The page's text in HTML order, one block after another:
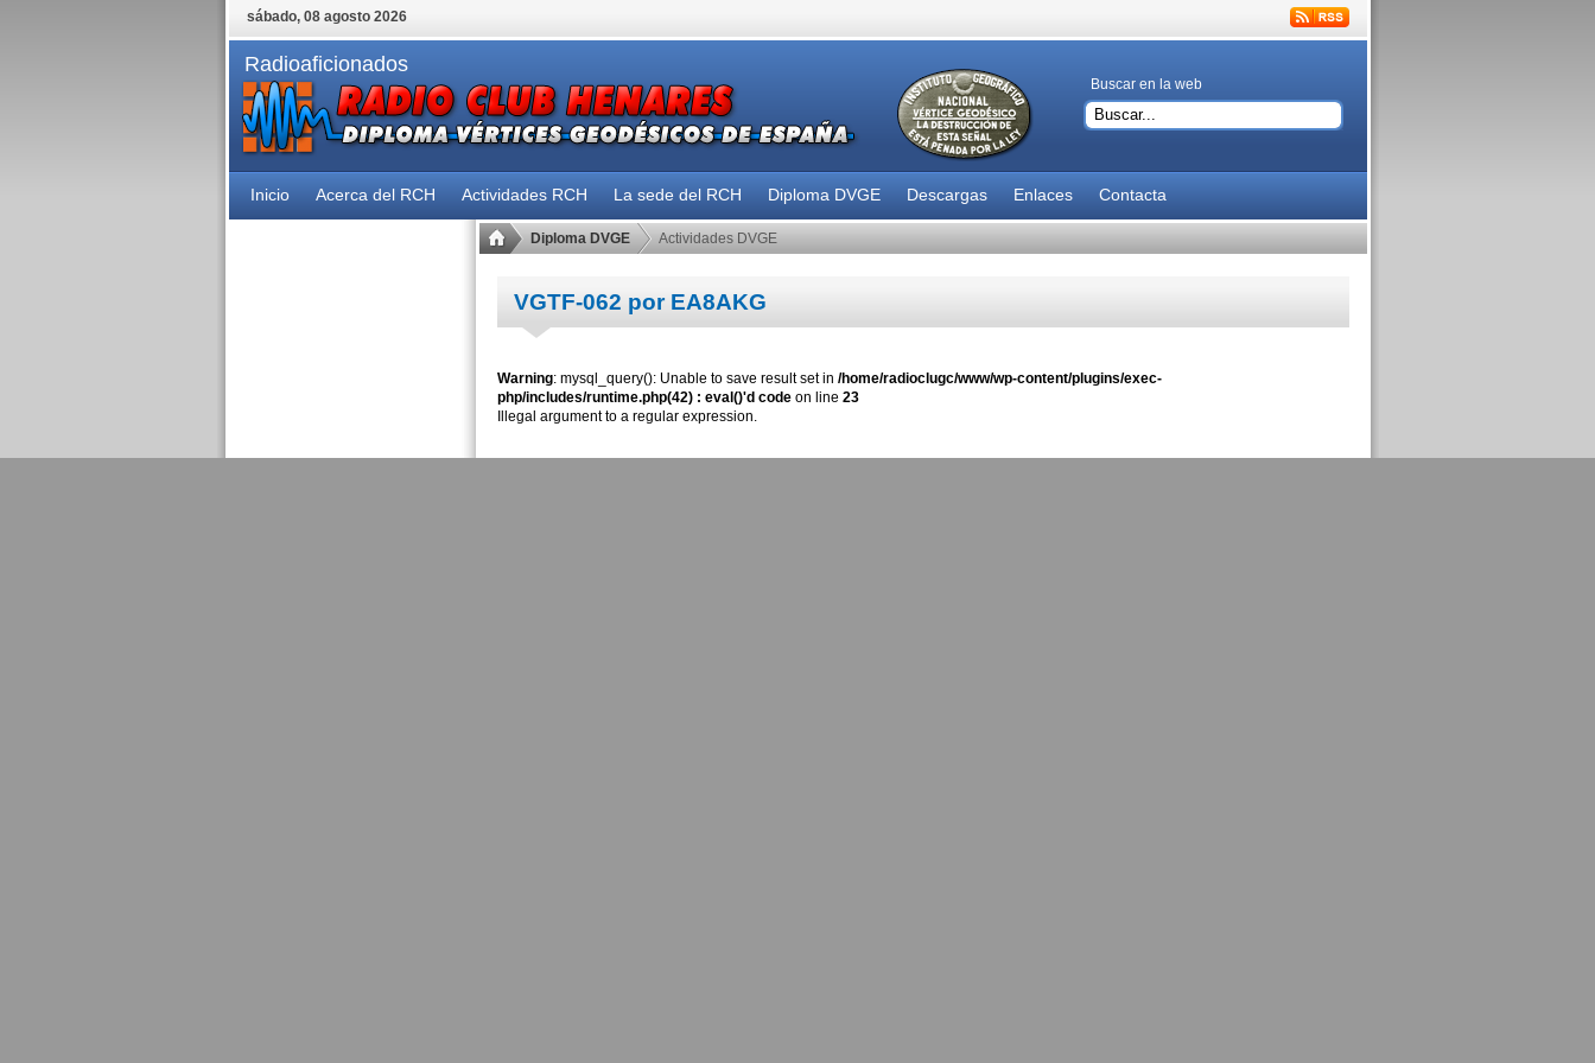
sábado, 08 agosto 2026
Radioaficionados
Buscar en la web
Inicio Acerca del RCH Actividades RCH La sede del RCH Diploma DVGE Descargas Enlaces Contacta
Diploma DVGE Actividades DVGE
VGTF-062 por EA8AKG
Warning: mysql_query(): Unable to save result set in /home/radioclugc/www/wp-content/plugins/exec-
php/includes/runtime.php(42) : eval()'d codeon line 23
Illegal argument to a regular expression.